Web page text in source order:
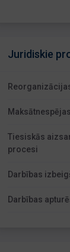
Juridiskie
Tiesiskās
procesi
Darbības
Darbības